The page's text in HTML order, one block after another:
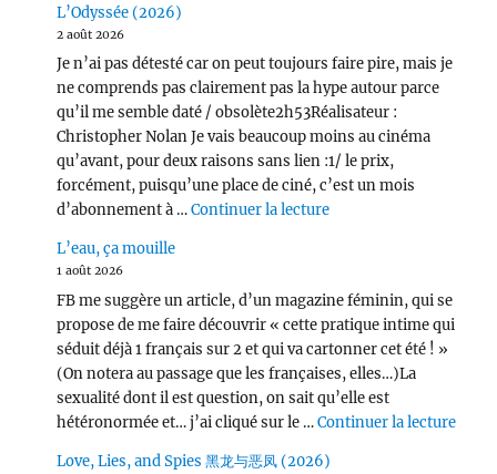
L’Odyssée (2026)
2 août 2026
Je n’ai pas détesté car on peut toujours faire pire, mais je
ne comprends pas clairement pas la hype autour parce
qu’il me semble daté / obsolète2h53Réalisateur :
Christopher Nolan Je vais beaucoup moins au cinéma
qu’avant, pour deux raisons sans lien :1/ le prix,
forcément, puisqu’une place de ciné, c’est un mois
d’abonnement à …Continuer la lecturede « L’Odyssée (2026)
L’eau, ça mouille
1 août 2026
FB me suggère un article, d’un magazine féminin, qui se
propose de me faire découvrir « cette pratique intime qui
séduit déjà 1 français sur 2 et qui va cartonner cet été ! »
(On notera au passage que les françaises, elles…)La
sexualité dont il est question, on sait qu’elle est
hétéronormée et… j’ai cliqué sur le …Continuer la lecturede «
Love, Lies, and Spies 黑龙与恶凤 (2026)